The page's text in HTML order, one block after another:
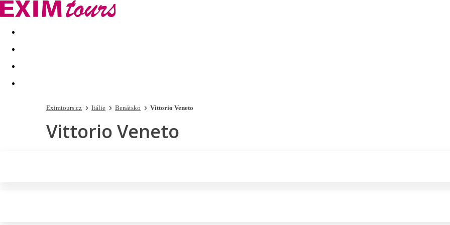
Akční nabídky Last minute
Eximtours.cz Itálie Benátsko Vittorio Veneto
Vittorio Veneto